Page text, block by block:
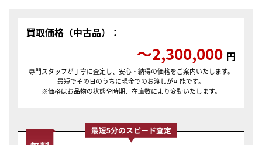
買取価格（中古品）：
〜2,300,000 円
専門スタッフが丁寧に査定し、安心・納得の価格をご案内いたします。
最短でその日のうちに現金でのお渡しが可能です。
※価格はお品物の状態や時期、在庫数により変動いたします。